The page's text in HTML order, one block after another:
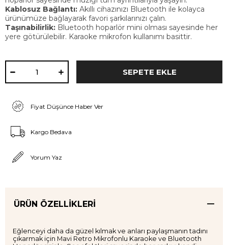
Kablosuz Bağlantı: Akıllı cihazınızı Bluetooth ile kolayca
ürünümüze bağlayarak favori şarkılarınızı çalın.
Taşınabilirlik: Bluetooth hoparlör mini olması sayesinde her
yere götürülebilir. Karaoke mikrofon kullanımı basittir.
Fiyat Düşünce Haber Ver
Kargo Bedava
Yorum Yaz
ÜRÜN ÖZELLIKLERI
Eğlenceyi daha da güzel kılmak ve anları paylaşmanın tadını
çıkarmak için Mavi Retro Mikrofonlu Karaoke ve Bluetooth